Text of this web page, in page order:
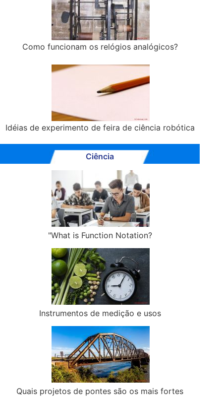
Como funcionam os relógios analógicos?
Idéias de experimento de feira de ciência robótica
Ciência
"What is Function Notation?
Instrumentos de medição e usos
Quais projetos de pontes são os mais fortes